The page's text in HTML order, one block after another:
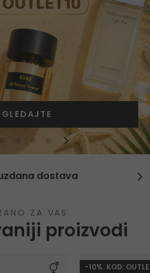
dostava
ZA VAS
proizvodi
-10%. KOD: